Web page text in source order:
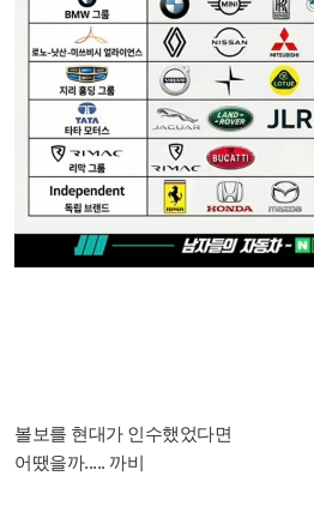
볼보를 현대가 인수했었다면
어땠을까..... 까비